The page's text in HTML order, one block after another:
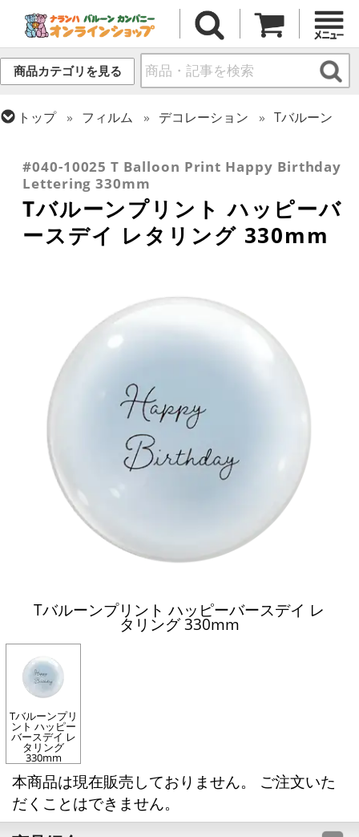
商品カテゴリを見る
トップ フィルム デコレーション
Tバルーン
#040-10025 T Balloon Print Happy Birthday
Lettering 330mm
Tバルーンプリント ハッピーバ
ースデイ レタリング 330mm
Tバルーンプリント ハッピーバースデイ レ
タリング 330mm
Tバルーンプリ
ント ハッピー
バースデイ レ
タリング
330mm
本商品は現在販売しておりません。 ご注文いた
だくことはできません。